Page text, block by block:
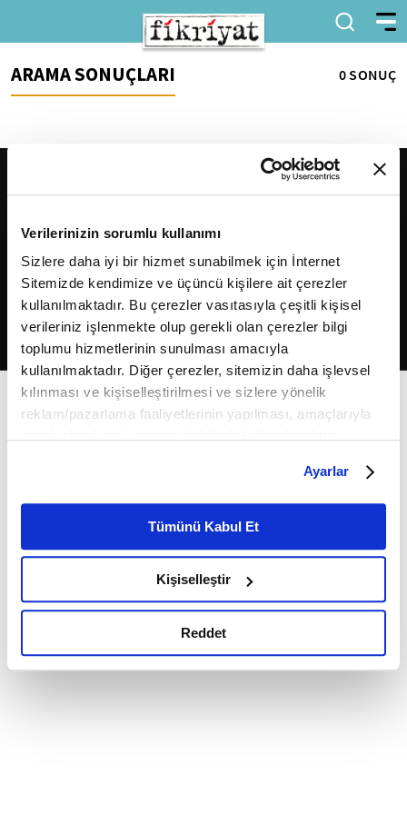
Verilerinizin sorumlu kullanımı
Sizlere daha iyi bir hizmet sunabilmek için İnternet
Sitemizde kendimize ve üçüncü kişilere ait çerezler
kullanılmaktadır. Bu çerezler vasıtasıyla çeşitli kişisel
verileriniz işlenmekte olup gerekli olan çerezler bilgi
toplumu hizmetlerinin sunulması amacıyla
kullanılmaktadır. Diğer çerezler, sitemizin daha işlevsel
kılınması ve kişiselleştirilmesi ve sizlere yönelik
reklam/pazarlama faaliyetlerinin yapılması, amaçlarıyla
belirleyebilirsiniz. Çerezlere ilişkin detaylı bilgi için
Ayarlar butonuna tıklayabilir,Çerez Bilgilendirme
Metnimizi ziyaret edebilirsiniz.
6698 sayılı Kişisel Verilerin Korunması Kanunu uyarınca
okumak ve sitemizi ziyaretiniz kapsamında
gerçekleştirilen veri işleme faaliyetleri ile ilgili daha
detaylı bilgi almak için lütfentıklayınız.
Ayarlar
Tümünü Kabul Et
Kişiselleştir
Reddet
ARAMA SONUÇLARI 0 SONUÇ
2026Fikriyat. Tüm hakları saklıdır.